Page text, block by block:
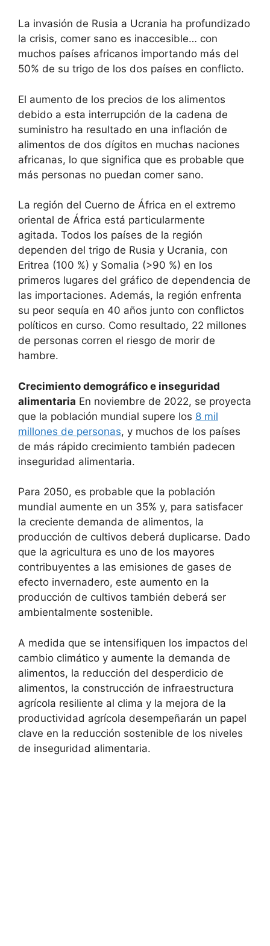
La invasión de Rusia a Ucrania ha profundizado
la crisis, comer sano es inaccesible… con
muchos países africanos importando más del
50% de su trigo de los dos países en conflicto.
El aumento de los precios de los alimentos
debido a esta interrupción de la cadena de
suministro ha resultado en una inflación de
alimentos de dos dígitos en muchas naciones
africanas, lo que significa que es probable que
más personas no puedan comer sano.
La región del Cuerno de África en el extremo
oriental de África está particularmente
agitada. Todos los países de la región
dependen del trigo de Rusia y Ucrania, con
Eritrea (100 %) y Somalia (>90 %) en los
primeros lugares del gráfico de dependencia de
las importaciones. Además, la región enfrenta
su peor sequía en 40 años junto con conflictos
políticos en curso. Como resultado, 22 millones
de personas corren el riesgo de morir de
hambre.
Crecimiento demográfico e inseguridad
alimentaria En noviembre de 2022, se proyecta
que la población mundial supere los 8 mil
millones de personas, y muchos de los países
de más rápido crecimiento también padecen
inseguridad alimentaria.
Para 2050, es probable que la población
mundial aumente en un 35% y, para satisfacer
la creciente demanda de alimentos, la
producción de cultivos deberá duplicarse. Dado
que la agricultura es uno de los mayores
contribuyentes a las emisiones de gases de
efecto invernadero, este aumento en la
producción de cultivos también deberá ser
ambientalmente sostenible.
A medida que se intensifiquen los impactos del
cambio climático y aumente la demanda de
alimentos, la reducción del desperdicio de
alimentos, la construcción de infraestructura
agrícola resiliente al clima y la mejora de la
productividad agrícola desempeñarán un papel
clave en la reducción sostenible de los niveles
de inseguridad alimentaria.